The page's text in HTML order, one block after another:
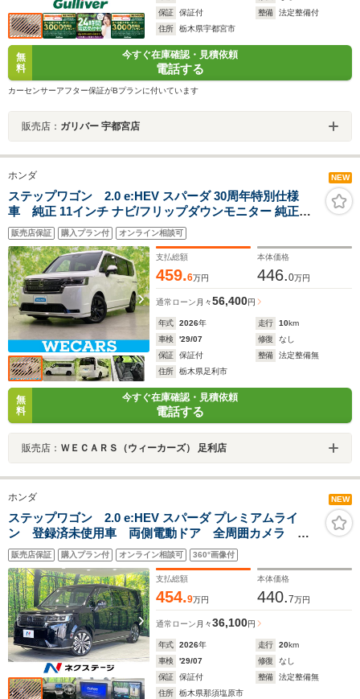
保証
保証付 整備
法定整備付
住所
栃木県宇都宮市
無
料
今すぐ在庫確認・見積依頼
電話する
カーセンサーアフター保証がBプランに付いています
販売店： ガリバー 宇都宮店
ホンダ NEW
ステップワゴン 2.0 e:HEV スパーダ 30周年特別仕様
車 純正 11インチ ナビ/フリップダウンモニター 純正
15.6インチ/ホンダセンシング/両側電動スライドドア/シー
トヒーター 前席/マルチビューカメラシステム/車線逸脱防
止支援システム
販売店保証 購入プラン付 オンライン相談可
支払総額
459.6万円
本体価格
446.0万円
通常ローン 月々56,400円
年式 2026年 走行 10km
車検
'29/07 修復
なし
保証
保証付 整備
法定整備無
住所
栃木県足利市
無
料
今すぐ在庫確認・見積依頼
電話する
販売店： ＷＥＣＡＲＳ（ウィーカーズ） 足利店
ホンダ NEW
ステップワゴン 2.0 e:HEV スパーダ プレミアムライ
ン 登録済未使用車 両側電動ドア 全周囲カメラ 衝
突被害軽減システム 電動リアゲート ハーフレザーシ
ート コーナーセンサー スマートキー LEDヘッド
純正17インチアルミ オートハイビーム
販売店保証 購入プラン付 オンライン相談可 360°画像付
支払総額
454.9万円
本体価格
440.7万円
通常ローン 月々36,100円
年式 2026年 走行 20km
車検
'29/07 修復
なし
保証
保証付 整備
法定整備無
住所
栃木県那須塩原市